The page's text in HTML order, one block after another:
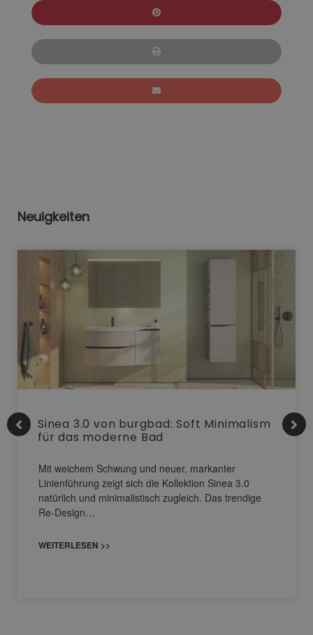
Neuigkeiten
Sinea 3.0 von burgbad: Soft Minimalism
für das moderne Bad
Mit weichem Schwung und neuer, markanter
Linienführung zeigt sich die Kollektion Sinea 3.0
natürlich und minimalistisch zugleich. Das trendige
Re-Design…
WEITERLESEN >>